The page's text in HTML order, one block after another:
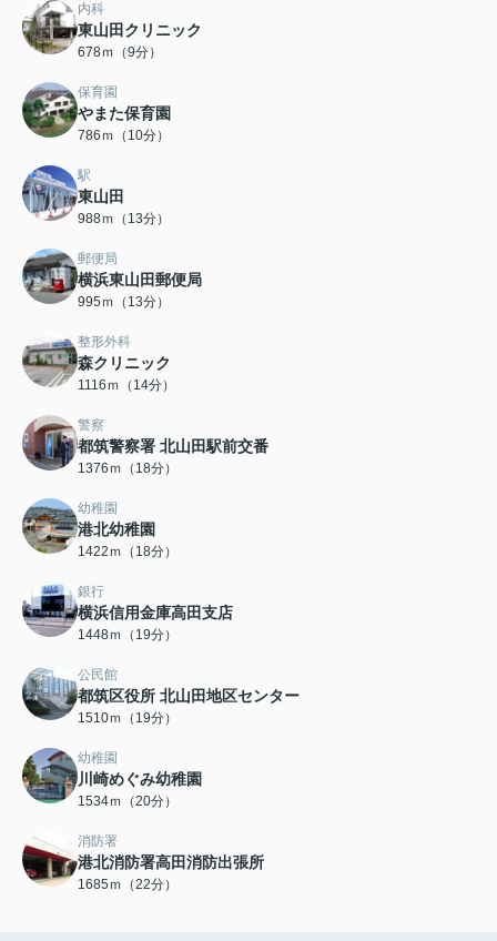
内科
東山田クリニック
678ｍ（9分）
保育園
やまた保育園
786ｍ（10分）
駅
東山田
988ｍ（13分）
郵便局
横浜東山田郵便局
995ｍ（13分）
整形外科
森クリニック
1116ｍ（14分）
警察
都筑警察署 北山田駅前交番
1376ｍ（18分）
幼稚園
港北幼稚園
1422ｍ（18分）
銀行
横浜信用金庫高田支店
1448ｍ（19分）
公民館
都筑区役所 北山田地区センター
1510ｍ（19分）
幼稚園
川崎めぐみ幼稚園
1534ｍ（20分）
消防署
港北消防署高田消防出張所
1685ｍ（22分）